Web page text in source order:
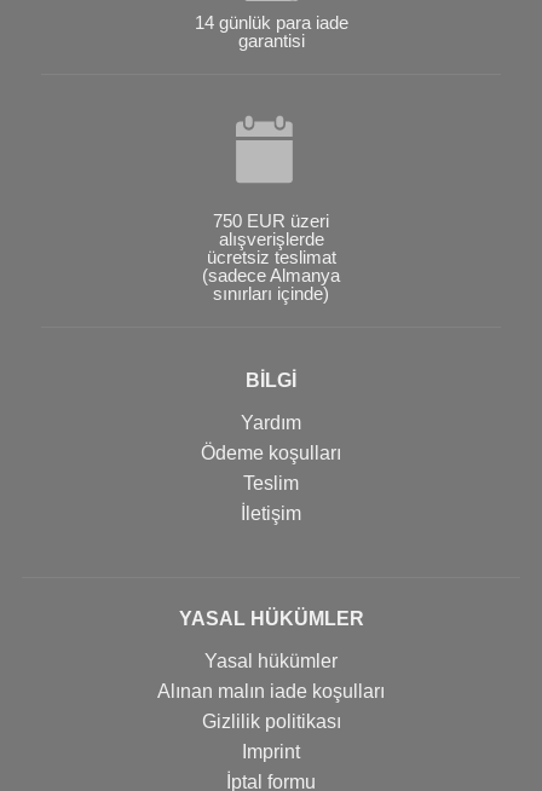
14 günlük para iade
garantisi
750 EUR üzeri
alışverişlerde
ücretsiz teslimat
(sadece Almanya
sınırları içinde)
BİLGİ
Yardım
Ödeme koşulları
Teslim
İletişim
YASAL HÜKÜMLER
Yasal hükümler
Alınan malın iade koşulları
Gizlilik politikası
Imprint
İptal formu